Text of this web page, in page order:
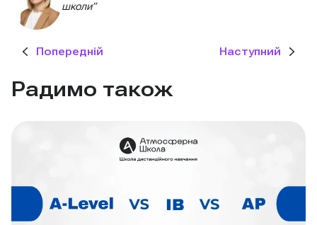
школи”
Попередній Наступний
Радимо також